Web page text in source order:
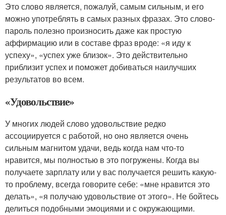
Это слово является, пожалуй, самым сильным, и его
можно употреблять в самых разных фразах. Это слово-
пароль полезно произносить даже как простую
аффирмацию или в составе фраз вроде: «я иду к
успеху», «успех уже близок». Это действительно
приблизит успех и поможет добиваться наилучших
результатов во всем.
«Удовольствие»
У многих людей слово удовольствие редко
ассоциируется с работой, но оно является очень
сильным магнитом удачи, ведь когда нам что-то
нравится, мы полностью в это погружены. Когда вы
получаете зарплату или у вас получается решить какую-
то проблему, всегда говорите себе: «мне нравится это
делать», «я получаю удовольствие от этого». Не бойтесь
делиться подобными эмоциями и с окружающими.